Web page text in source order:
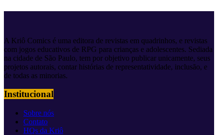
A Kriô Comics é uma editora de revistas em quadrinhos, e revistas
com jogos educativos de RPG para crianças e adolescentes. Sediada
na cidade de São Paulo, tem por objetivo publicar unicamente, seus
projetos autorais, contar histórias de representatividade, inclusão, e
de todas as minorias.
Institucional
Sobre nós
Contato
HQs da Kriô